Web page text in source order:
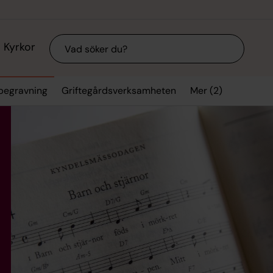
Kyrkor Sök
Griftegårdsverksamheten Mer (2)